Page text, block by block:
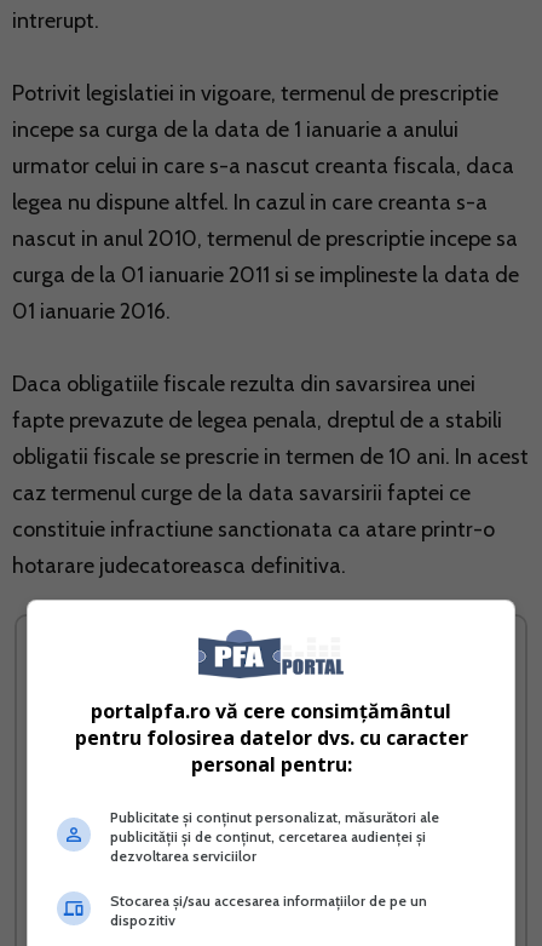
intrerupt.
Potrivit legislatiei in vigoare, termenul de prescriptie
incepe sa curga de la data de 1 ianuarie a anului
urmator celui in care s-a nascut creanta fiscala, daca
legea nu dispune altfel. In cazul in care creanta s-a
nascut in anul 2010, termenul de prescriptie incepe sa
curga de la 01 ianuarie 2011 si se implineste la data de
01 ianuarie 2016.
Daca obligatiile fiscale rezulta din savarsirea unei
fapte prevazute de legea penala, dreptul de a stabili
obligatii fiscale se prescrie in termen de 10 ani. In acest
caz termenul curge de la data savarsirii faptei ce
constituie infractiune sanctionata ca atare printr-o
hotarare judecatoreasca definitiva.
pe profit
fiscale si evidenta
portalpfa.ro vă cere consimțământul
pentru folosirea datelor dvs. cu caracter
personal pentru:
Publicitate și conținut personalizat, măsurători ale
publicității și de conținut, cercetarea audienței și
dezvoltarea serviciilor
Stocarea și/sau accesarea informațiilor de pe un
dispozitiv